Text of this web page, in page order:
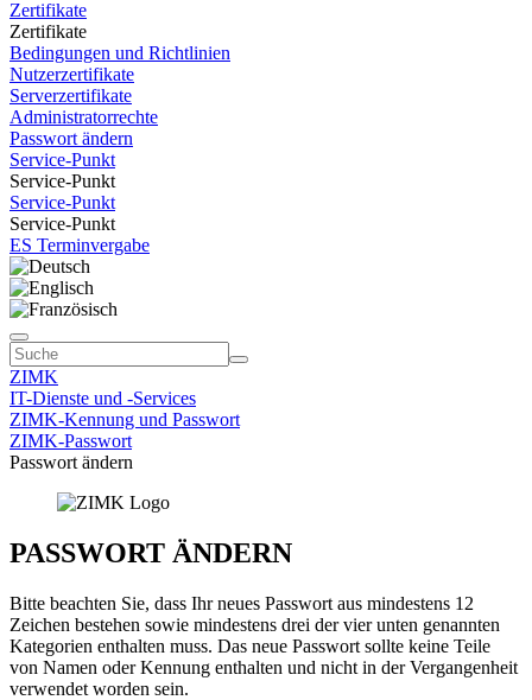
Zertifikate
Zertifikate
Bedingungen und Richtlinien
Nutzerzertifikate
Serverzertifikate
Administratorrechte
Passwort ändern
Service-Punkt
Service-Punkt
Service-Punkt
Service-Punkt
ES Terminvergabe
ZIMK
IT-Dienste und -Services
ZIMK-Kennung und Passwort
ZIMK-Passwort
Passwort ändern
PASSWORT ÄNDERN
Bitte beachten Sie, dass Ihr neues Passwort aus mindestens 12
Zeichen bestehen sowie mindestens drei der vier unten genannten
Kategorien enthalten muss. Das neue Passwort sollte keine Teile
von Namen oder Kennung enthalten und nicht in der Vergangenheit
verwendet worden sein.